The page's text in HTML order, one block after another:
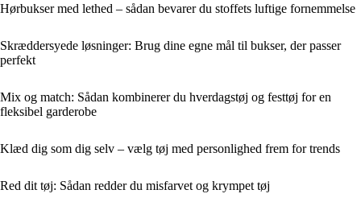
Hørbukser med lethed – sådan bevarer du stoffets luftige fornemmelse
Skræddersyede løsninger: Brug dine egne mål til bukser, der passer
perfekt
Mix og match: Sådan kombinerer du hverdagstøj og festtøj for en
fleksibel garderobe
Klæd dig som dig selv – vælg tøj med personlighed frem for trends
Red dit tøj: Sådan redder du misfarvet og krympet tøj